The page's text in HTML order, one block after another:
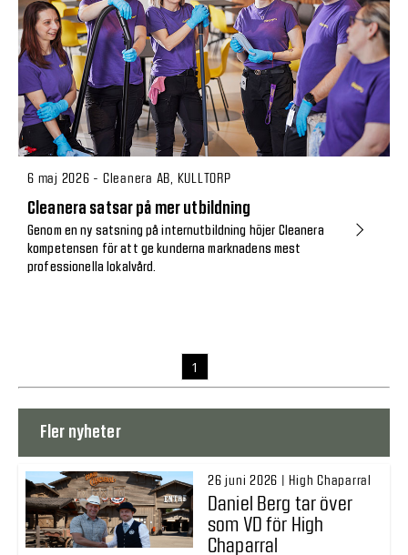
6 maj 2026 - Cleanera AB, KULLTORP
Cleanera satsar på mer utbildning
Genom en ny satsning på internutbildning höjer Cleanera
kompetensen för att ge kunderna marknadens mest
professionella lokalvård.
1
Fler nyheter
26 juni 2026 | High Chaparral
Daniel Berg tar över
som VD för High
Chaparral